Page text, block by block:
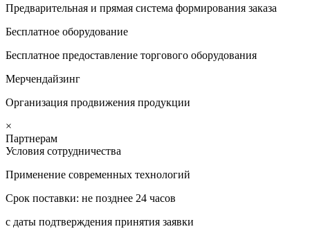
Предварительная и прямая система формирования заказа
Бесплатное оборудование
Бесплатное предоставление торгового оборудования
Мерчендайзинг
Организация продвижения продукции
×
Партнерам
Условия сотрудничества
Применение современных технологий
Срок поставки: не позднее 24 часов
с даты подтверждения принятия заявки